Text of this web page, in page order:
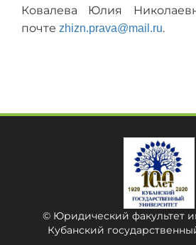
Ковалева Юлия
почте zhizn.prava@mail.ru.
© Юридический факультет
Кубанский